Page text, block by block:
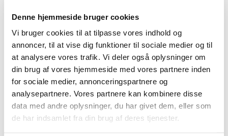
Denne hjemmeside bruger cookies
Vi bruger cookies til at tilpasse vores indhold og
annoncer, til at vise dig funktioner til sociale medier og til
at analysere vores trafik. Vi deler også oplysninger om
din brug af vores hjemmeside med vores partnere inden
for sociale medier, annonceringspartnere og
analysepartnere. Vores partnere kan kombinere disse
data med andre oplysninger, du har givet dem, eller som
de har indsamlet fra din brug af deres tjenester.
behovet for udskiftning og giver en stabil lysoplevelse år efter år
Beskrivelse
Hvorfor vælge LUX6?
Energieffektiv – spar strøm og penge uden at gå på